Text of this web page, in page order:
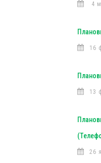
4
16
13
26